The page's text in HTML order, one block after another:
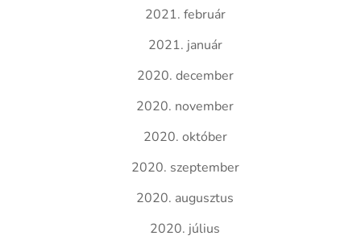
2021. február
2021. január
2020. december
2020. november
2020. október
2020. szeptember
2020. augusztus
2020. július